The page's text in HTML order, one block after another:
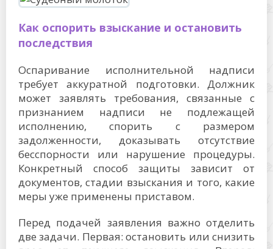
Как оспорить взыскание и остановить
последствия
Оспаривание исполнительной надписи
требует аккуратной подготовки. Должник
может заявлять требования, связанные с
признанием надписи не подлежащей
исполнению, спорить с размером
задолженности, доказывать отсутствие
бесспорности или нарушение процедуры.
Конкретный способ защиты зависит от
документов, стадии взыскания и того, какие
меры уже применены приставом.
Перед подачей заявления важно отделить
две задачи. Первая: остановить или снизить